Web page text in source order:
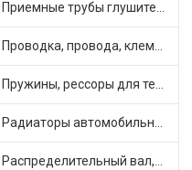
Приемные трубы глушителя (23)
Проводка, провода, клеммы и разъемы (20)
Пружины, рессоры для техники (19)
Радиаторы автомобильные (19)
Распределительный вал, шестерни распределительного (7)